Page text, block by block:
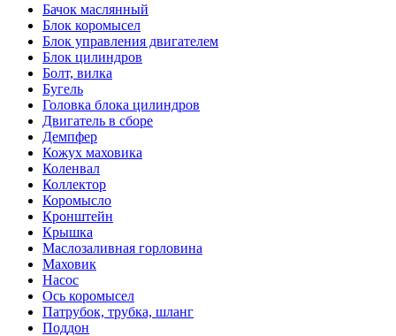
Бачок маслянный
Блок коромысел
Блок управления двигателем
Блок цилиндров
Болт, вилка
Бугель
Головка блока цилиндров
Двигатель в сборе
Демпфер
Кожух маховика
Коленвал
Коллектор
Коромысло
Кронштейн
Крышка
Маслозаливная горловина
Маховик
Насос
Ось коромысел
Патрубок, трубка, шланг
Поддон